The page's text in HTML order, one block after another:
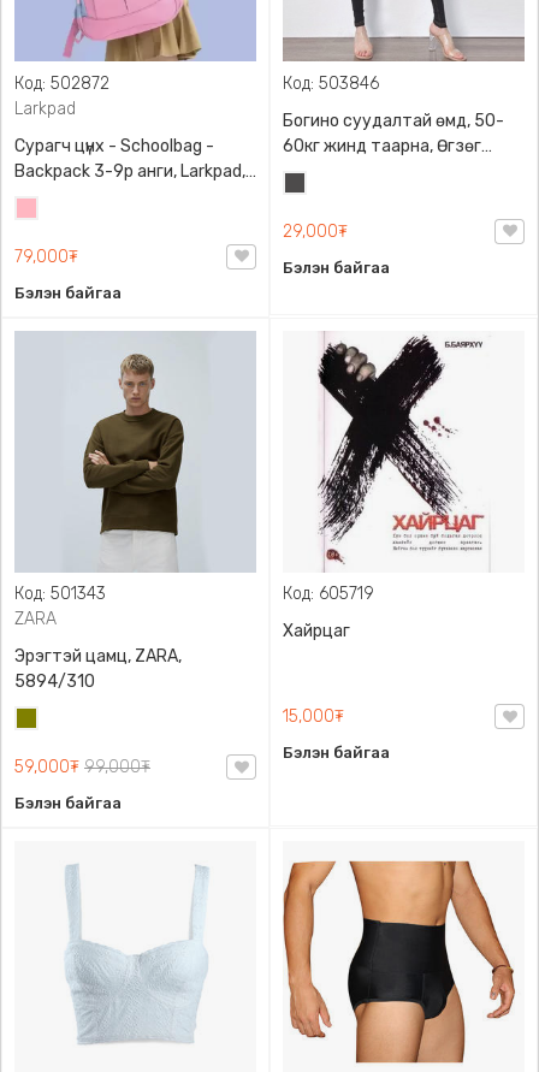
Код: 502872
Larkpad
Сурагч цүнх - Schoolbag -
Backpack 3-9р анги, Larkpad,
9009-10128, Цацруулагчтай,
Олон тасалгаатай
79,000₮
Бэлэн байгаа
Код: 503846
Богино суудалтай өмд, 50-
60кг жинд таарна, Өгзөг
өргөгчтэй
29,000₮
Бэлэн байгаа
Код: 501343
ZARA
Эрэгтэй цамц, ZARA,
5894/310
59,000₮ 99,000₮
Бэлэн байгаа
Код: 605719
Хайрцаг
15,000₮
Бэлэн байгаа